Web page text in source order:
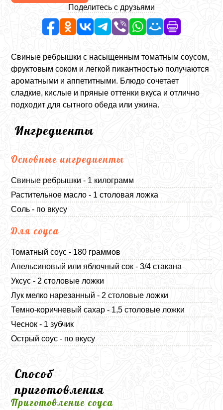
Поделитесь с друзьями
Свиные ребрышки с насыщенным томатным соусом,
фруктовым соком и легкой пикантностью получаются
ароматными и аппетитными. Блюдо сочетает
сладкие, кислые и пряные оттенки вкуса и отлично
подходит для сытного обеда или ужина.
Ингредиенты
Основные ингредиенты
Свиные ребрышки - 1 килограмм
Растительное масло - 1 столовая ложка
Соль - по вкусу
Для соуса
Томатный соус - 180 граммов
Апельсиновый или яблочный сок - 3/4 стакана
Уксус - 2 столовые ложки
Лук мелко нарезанный - 2 столовые ложки
Темно-коричневый сахар - 1,5 столовые ложки
Чеснок - 1 зубчик
Острый соус - по вкусу
Способ
приготовления
Приготовление соуса